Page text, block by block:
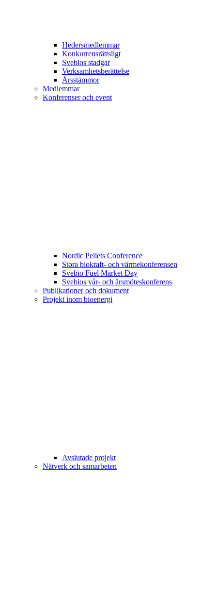
Hedersmedlemmar
Konkurrensrättsligt
Svebios stadgar
Verksamhetsberättelse
Årsstämmor
Medlemmar
Konferenser och event
Nordic Pellets Conference
Stora biokraft- och värmekonferensen
Svebio Fuel Market Day
Svebios vår- och årsmöteskonferens
Publikationer och dokument
Projekt inom bioenergi
Avslutade projekt
Nätverk och samarbeten